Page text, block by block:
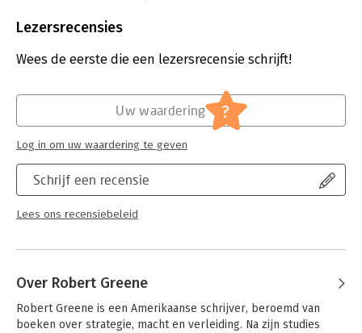
others, Greene teaches us how to detach ourselves from our
empathy that leads to insight, how to look behind people's
Whether at work, in relationships, or in shaping the world
around you, The Laws of Human Nature offers brilliant tactics
for success, self-improvement, and self-defence.
Aantal pagina's:
Druk:
1
Psychologie
Lezersrecensies
Wees de eerste die een lezersrecensie schrijft!
Schrijf een recensie
Lees ons recensiebeleid
Uw waardering ?
Log in om uw waardering te geven
Over Robert Greene
Robert Greene is een Amerikaanse schrijver, beroemd van
boeken over strategie, macht en verleiding. Na zijn studies